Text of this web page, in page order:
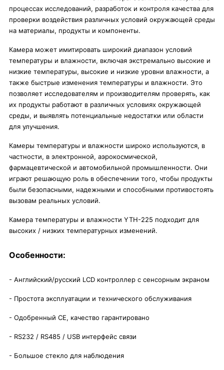
процессах исследований, разработок и контроля качества для
проверки воздействия различных условий окружающей среды
на материалы, продукты и компоненты.
Камера может имитировать широкий диапазон условий
температуры и влажности, включая экстремально высокие и
низкие температуры, высокие и низкие уровни влажности, а
также быстрые изменения температуры и влажности. Это
позволяет исследователям и производителям проверять, как
их продукты работают в различных условиях окружающей
среды, и выявлять потенциальные недостатки или области
для улучшения.
Камеры температуры и влажности широко используются, в
частности, в электронной, аэрокосмической,
фармацевтической и автомобильной промышленности. Они
играют решающую роль в обеспечении того, чтобы продукты
были безопасными, надежными и способными противостоять
вызовам реальных условий.
Камера температуры и влажности YTH-225 подходит для
высоких / низких температурных изменений.
Особенности:
- Английский/русский LCD контроллер с сенсорным экраном
- Простота эксплуатации и технического обслуживания
- Одобренный CE, качество гарантировано
- RS232 / RS485 / USB интерфейс связи
- Большое стекло для наблюдения